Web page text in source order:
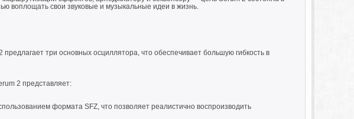
воплощать свои звуковые и музыкальные идеи в жизнь.
три основных осциллятора, что обеспечивает большую гибкость в
2 представляет:
формата SFZ, что позволяет реалистично воспроизводить